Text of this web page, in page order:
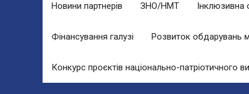
Новини партнерів ЗНО/НМТ Інклюзивна
Фінансування галузі Розвиток обдарувань
Конкурс проєктів національно-патріотичного